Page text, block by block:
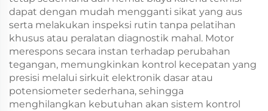
dapat dengan mudah mengganti sikat yang aus
serta melakukan inspeksi rutin tanpa pelatihan
khusus atau peralatan diagnostik mahal. Motor
merespons secara instan terhadap perubahan
tegangan, memungkinkan kontrol kecepatan yang
presisi melalui sirkuit elektronik dasar atau
potensiometer sederhana, sehingga
menghilangkan kebutuhan akan sistem kontrol